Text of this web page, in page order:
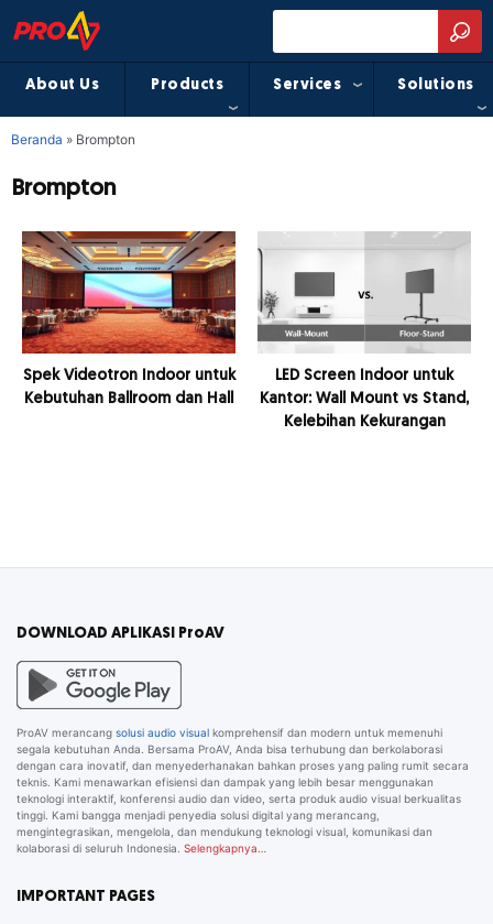
About Us Products Services Solutions
Beranda » Brompton
Brompton
Spek Videotron Indoor untuk
Kebutuhan Ballroom dan Hall
LED Screen Indoor untuk
Kantor: Wall Mount vs Stand,
Kelebihan Kekurangan
DOWNLOAD APLIKASI ProAV
ProAV merancang solusi audio visual komprehensif dan modern untuk memenuhi
segala kebutuhan Anda. Bersama ProAV, Anda bisa terhubung dan berkolaborasi
dengan cara inovatif, dan menyederhanakan bahkan proses yang paling rumit secara
teknis. Kami menawarkan efisiensi dan dampak yang lebih besar menggunakan
teknologi interaktif, konferensi audio dan video, serta produk audio visual berkualitas
tinggi. Kami bangga menjadi penyedia solusi digital yang merancang,
mengintegrasikan, mengelola, dan mendukung teknologi visual, komunikasi dan
kolaborasi di seluruh Indonesia. Selengkapnya…
IMPORTANT PAGES